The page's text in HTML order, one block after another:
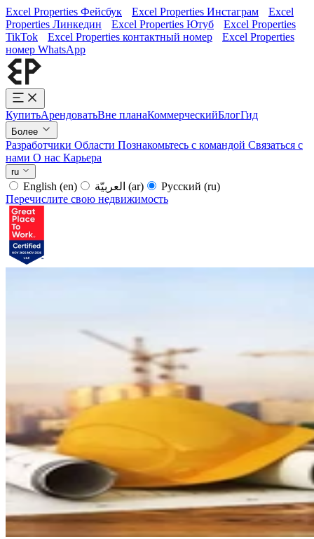
Excel Properties Фейсбук Excel Properties Инстаграм
Excel
Properties Линкедин
Excel Properties Ютуб
Excel Properties
TikTok
Excel Properties контактный номер
Excel Properties
номер WhatsApp
КупитьАрендоватьВне планаКоммерческийБлогГид
Более
Разработчики Области Познакомьтесь с командой Связаться с
нами О нас Карьера
ru
English (en) (ar) Русский (ru)
Перечислите свою недвижимость